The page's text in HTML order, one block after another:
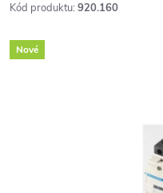
Kód produktu: 920.160
Nové